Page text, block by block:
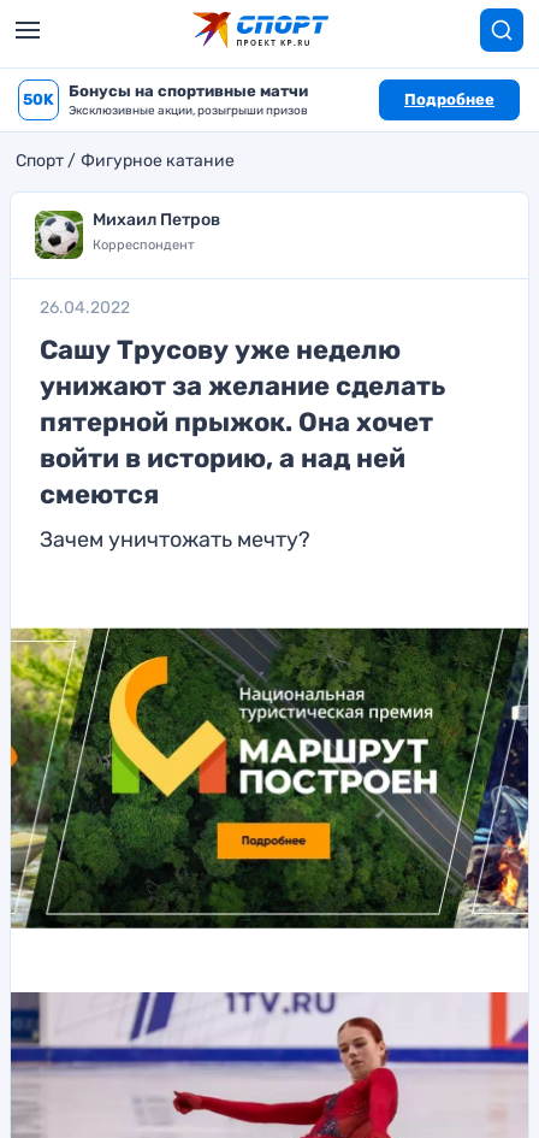
50K Бонусы на спортивные матчи
Эксклюзивные акции, розыгрыши призов
Подробнее
Спорт Фигурное катание
Михаил Петров
Корреспондент
26.04.2022
Сашу Трусову уже неделю
унижают за желание сделать
пятерной прыжок. Она хочет
войти в историю, а над ней
смеются
Зачем уничтожать мечту?